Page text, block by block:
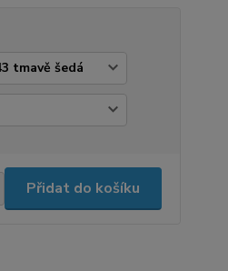
Přidat do košíku